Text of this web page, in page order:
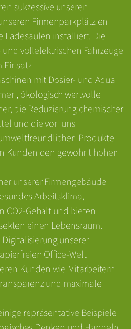
sukzessive unseren
Firmenparkplätz en
Ladesäulen installiert. Die
vollelektrischen Fahrzeuge
Einsatz
mit Dosier- und Aqua
ökologisch wertvolle
die Reduzierung chemischer
und die von uns
Produkte
Kunden den gewohnt hohen
unserer Firmengebäude
Arbeitsklima,
CO2-Gehalt und bieten
einen Lebensraum.
Digitalisierung unserer
Office-Welt
Kunden wie Mitarbeitern
und maximale
repräsentative Beispiele